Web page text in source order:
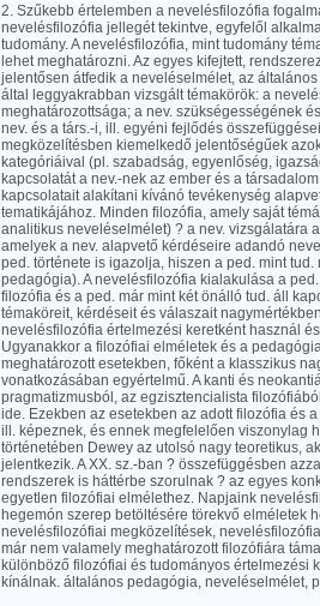
2. Szűkebb értelemben a nevelésfilozófia
nevelésfilozófia jellegét tekintve, egyfelől
tudomány. A nevelésfilozófia, mint tudomány
lehet meghatározni. Az egyes kifejtett,
jelentősen átfedik a neveléselmélet, az
által leggyakrabban vizsgált témakörök: a
meghatározottsága; a nev. szükségességének
nev. és a társ.-i, ill. egyéni fejlődés
megközelítésben kiemelkedő jelentőségűek
kategóriáival (pl. szabadság, egyenlőség,
kapcsolatát a nev.-nek az ember és a
kapcsolatait alakítani kívánó tevékenység
tematikájához. Minden filozófia, amely saját
analitikus neveléselmélet) ? a nev. vizsgálatára
amelyek a nev. alapvető kérdéseire adandó
ped. története is igazolja, hiszen a ped. mint
pedagógia). A nevelésfilozófia kialakulása a
filozófia és a ped. már mint két önálló tud. áll
témaköreit, kérdéseit és válaszait
nevelésfilozófia értelmezési keretként használ
Ugyanakkor a filozófiai elméletek és a
meghatározott esetekben, főként a klasszikus
vonatkozásában egyértelmű. A kanti és
pragmatizmusból, az egzisztencialista
ide. Ezekben az esetekben az adott filozófia és
ill. képeznek, és ennek megfelelően viszonylag
történetében Dewey az utolsó nagy teoretikus,
jelentkezik. A XX. sz.-ban ? összefüggésben
rendszerek is háttérbe szorulnak ? az egyes
egyetlen filozófiai elmélethez. Napjaink
hegemón szerep betöltésére törekvő elméletek
nevelésfilozófiai megközelítések,
már nem valamely meghatározott filozófiára
különböző filozófiai és tudományos értelmezési
kínálnak. általános pedagógia, neveléselmélet,